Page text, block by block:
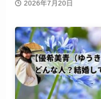
2026年7月20日